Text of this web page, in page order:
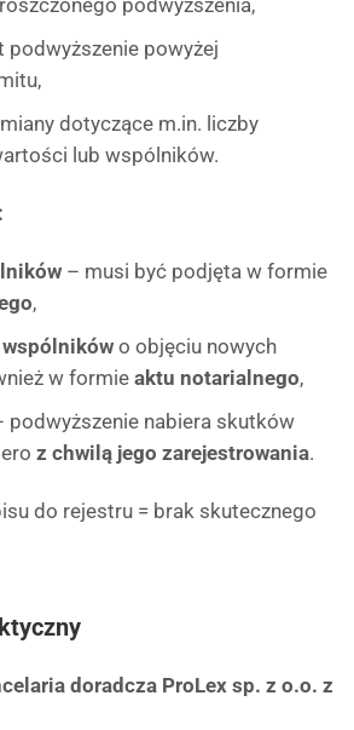
podwyższenia,
podwyższenie powyżej
dotyczące m.in. liczby
lub wspólników.
– musi być podjęta w formie
,
o objęciu nowych
w formie aktu notarialnego,
podwyższenie nabiera skutków
z chwilą jego zarejestrowania.
do rejestru = brak skutecznego
doradcza ProLex sp. z o.o. z